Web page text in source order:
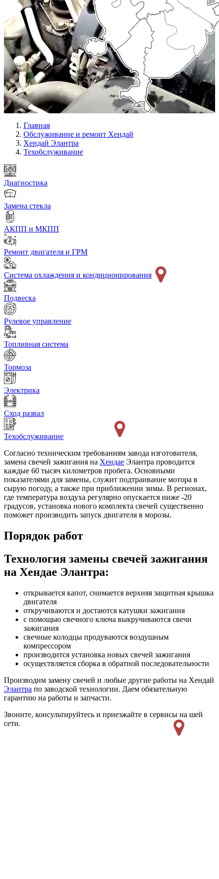
Главная
Обслуживание и ремонт Хендай
Хендай Элантра
Техобслуживание
Диагностика
Замена стекла
АКПП и МКПП
Ремонт двигателя и ГРМ
Система охлаждения и кондиционирования
Подвеска
Рулевое управление
Топливная система
Тормоза
Электрика
Сход развал
Техобслуживание
Согласно техническим требованиям завода изготовителя,
замена свечей зажигания на Хендае Элантра проводится
каждые 60 тысяч километров пробега. Основными
показателями для замены, служит подтраивание мотора в
сырую погоду, а также при приближении зимы. В регионах,
где температура воздуха регулярно опускается ниже -20
градусов, установка нового комплекта свечей существенно
поможет производить запуск двигателя в морозы.
Порядок работ
Технология замены свечей зажигания
на Хендае Элантра:
открывается капот, снимается верхняя защитная крышка
двигателя
откручиваются и достаются катушки зажигания
с помощью свечного ключа выкручиваются свечи
зажигания
свечные колодцы продуваются воздушным
компрессором
производится установка новых свечей зажигания
осуществляется сборка в обратной последовательности
Производим замену свечей и любые другие работы на Хендай
Элантра по заводской технологии. Даем обязательную
гарантию на работы и запчасти.
Звоните, консультируйтесь и приезжайте в сервисы на шей
сети.